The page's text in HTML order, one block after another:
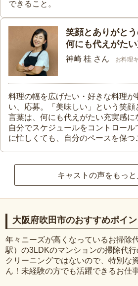
できること。
笑顔とありがと
何にも代えがた
神崎 桂 さん お料理
料理の幅を広げたい・好きな料理が
い、応募。「美味しい」という笑
言葉は、何にも代えがたい充実感に
自分でスケジュールをコントロー
に忙しくても、自分のペースを保つ
キャストの声をもっと
大阪府吹田市のおすすめポイン
年々ニーズが高くなっているお掃除
駅）の3LDKのマンションの掃除代
クリーニングではないので、特別な
ん！未経験の方でも活躍できるお仕